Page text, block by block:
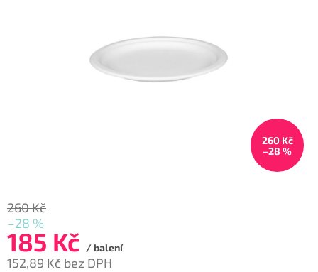
260 Kč
–28 %
260 Kč
–28 %
185 Kč / balení
152,89 Kč bez DPH